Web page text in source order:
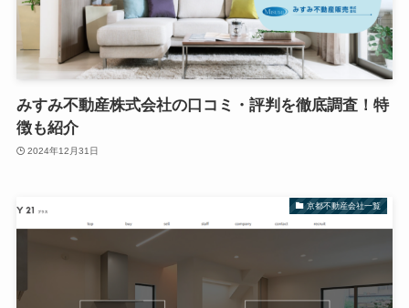
みすみ不動産株式会社の口コミ・評判を徹底調査！特
徴も紹介
2024年12月31日
京都不動産会社一覧